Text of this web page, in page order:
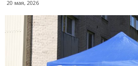
20 мая, 2026